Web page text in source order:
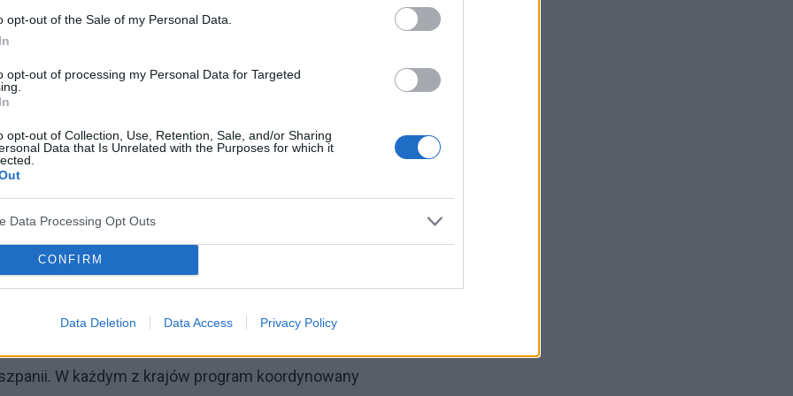
opt-out of the Sale of my Personal Data.
opt-out of processing my Personal Data for Targeted
opt-out of Collection, Use, Retention, Sale, and/or Sharing
Data that Is Unrelated with the Purposes for which it
Data Processing Opt Outs
CONFIRM
Data Deletion Data Access Privacy Policy
rzeczy’.
do podejmowania racjonalnych decyzji
zamieszkania).
pracować.
psychiatrzy rozpoczęli w 1996 roku na Światowym
„Schizofrenia - Otwórzcie Drzwi”.Pierwszy
Kanadzie. Po pierwszych pozytywnych
akcje rozwinięto w Austrii, Chinach, Egipcie,
W każdym z krajów program koordynowany